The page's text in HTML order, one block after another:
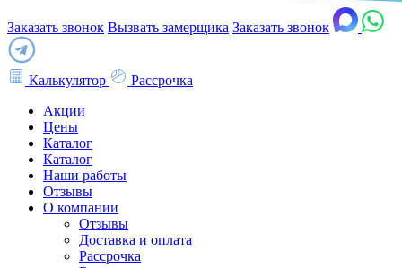
Заказать звонок Вызвать замерщика Заказать звонок
Калькулятор
Рассрочка
Акции
Цены
Каталог
Каталог
Наши работы
Отзывы
О компании
Отзывы
Доставка и оплата
Рассрочка